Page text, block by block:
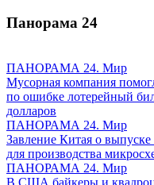
Панорама 24
ПАНОРАМА 24. Мир
Мусорная компания
по ошибке лотерейный
долларов
ПАНОРАМА 24. Мир
Завление Китая о
для производства
ПАНОРАМА 24. Мир
В США байкеры и